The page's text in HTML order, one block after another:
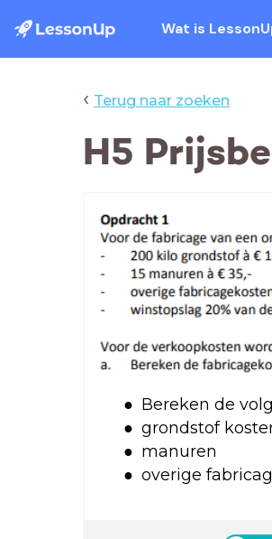
Wat is
‹ Terug naar zoeken
H5
Bereken de
grondstof
manuren
overige